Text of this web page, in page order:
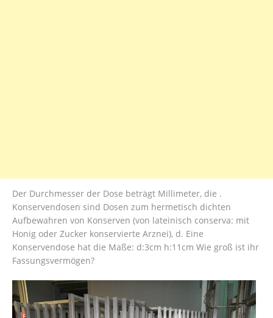
Der Durchmesser der Dose beträgt Millimeter, die .
Konservendosen sind Dosen zum hermetisch dichten
Aufbewahren von Konserven (von lateinisch conserva: mit
Honig oder Zucker konservierte Arznei), d. Eine
Konservendose hat die Maße: d:3cm h:11cm Wie groß ist ihr
Fassungsvermögen?